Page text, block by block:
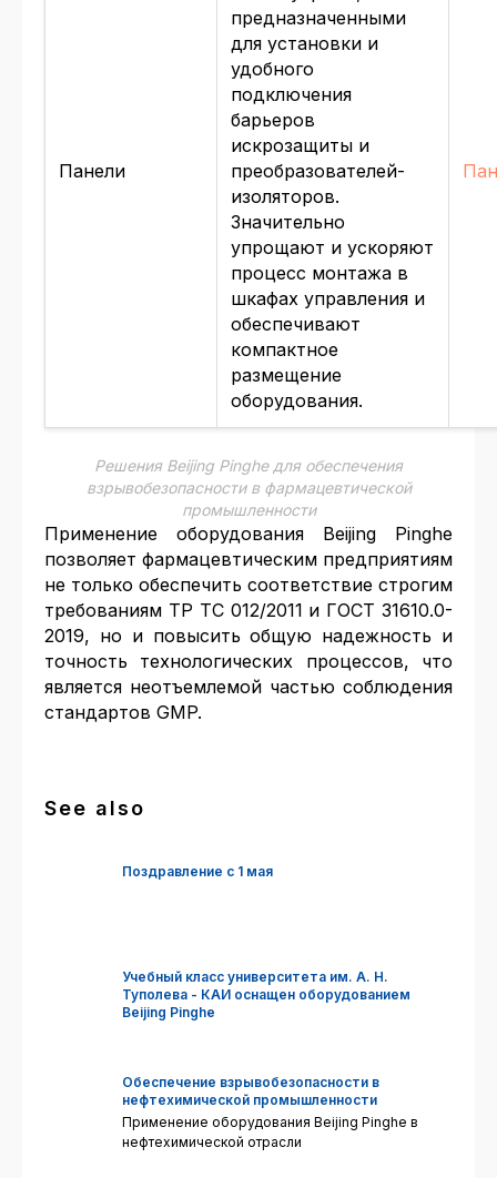
Панели
предназначенными
для установки и
удобного
подключения
барьеров
искрозащиты и
преобразователей-
изоляторов.
Значительно
упрощают и ускоряют
процесс монтажа в
шкафах управления и
обеспечивают
компактное
размещение
оборудования.
Решения Beijing Pinghe для обеспечения
взрывобезопасности в фармацевтической
промышленности
Применение оборудования Beijing Pinghe
позволяет фармацевтическим предприятиям
не только обеспечить соответствие строгим
требованиям ТР ТС 012/2011 и ГОСТ 31610.0-
2019, но и повысить общую надежность и
точность технологических процессов, что
является неотъемлемой частью соблюдения
стандартов GMP.
See also
Поздравление с 1 мая
Учебный класс университета им. А. Н.
Туполева - КАИ оснащен оборудованием
Beijing Pinghe
Обеспечение взрывобезопасности в
нефтехимической промышленности
Применение оборудования Beijing Pinghe в
нефтехимической отрасли